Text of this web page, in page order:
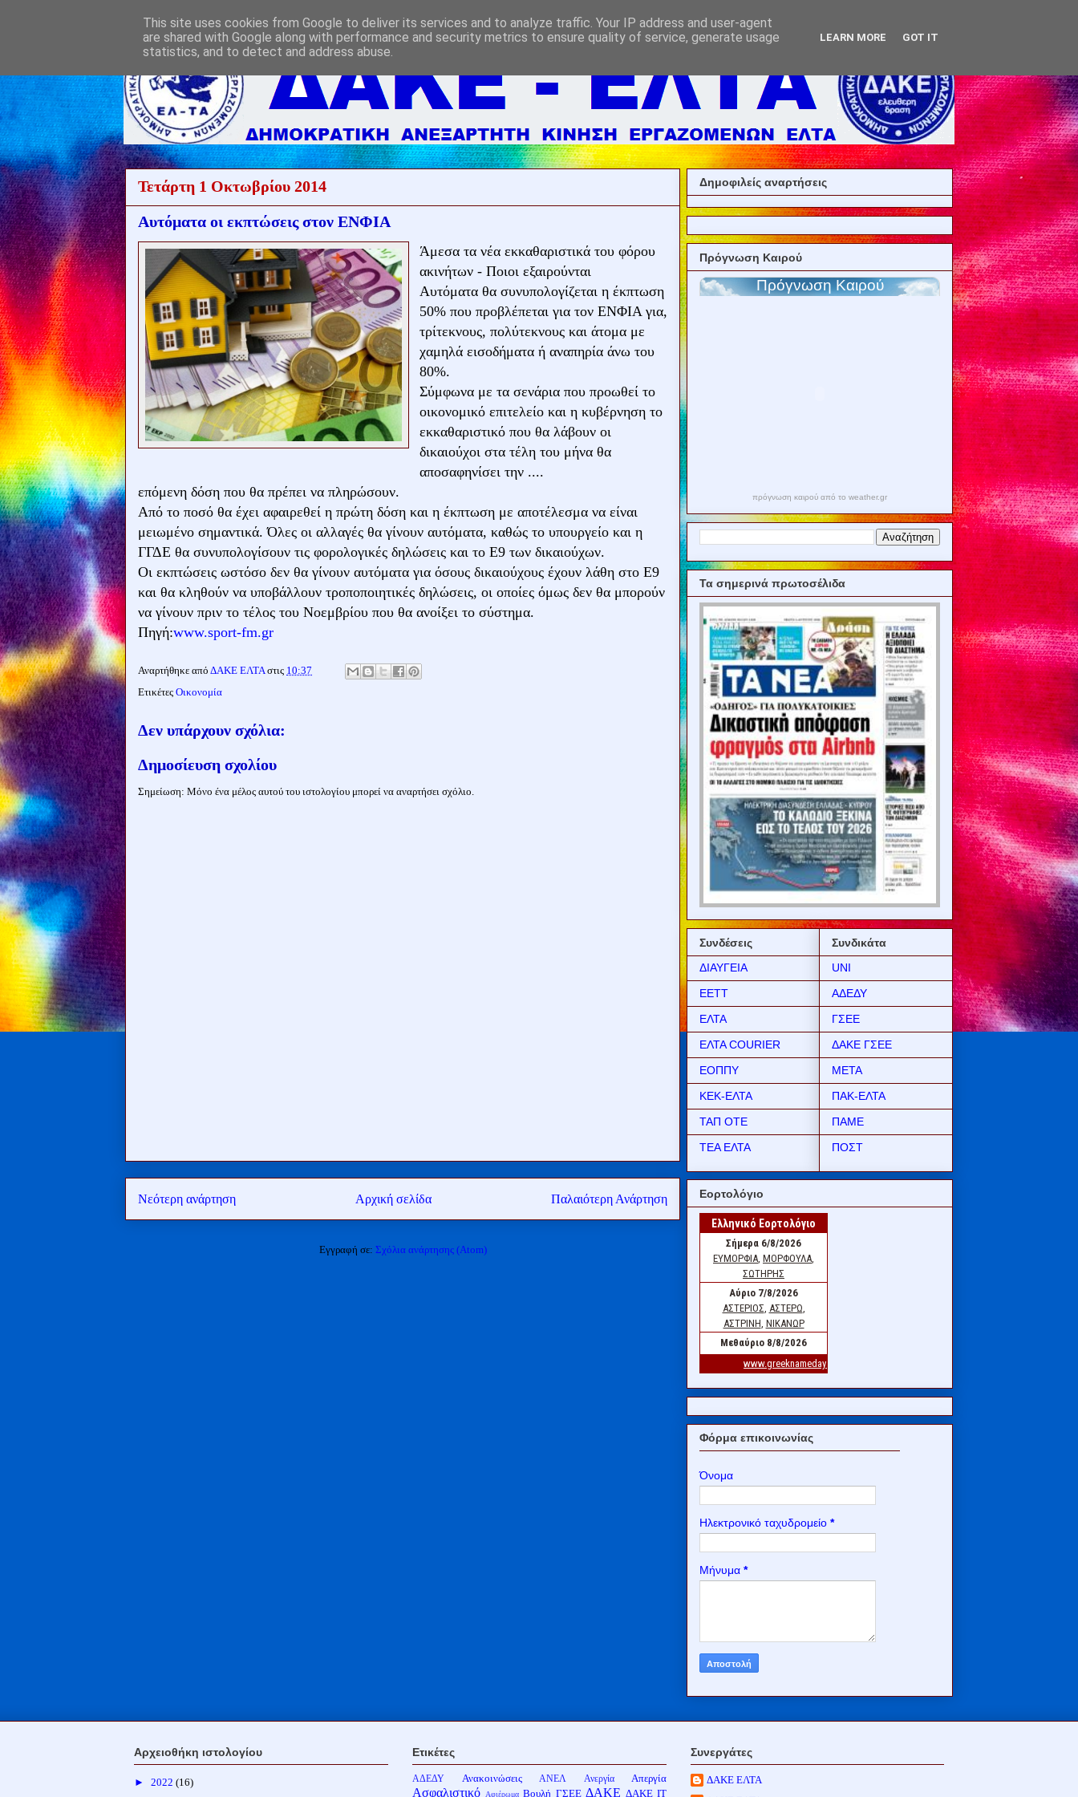
Τετάρτη 1 Οκτωβρίου 2014
Αυτόματα οι εκπτώσεις στον ΕΝΦΙΑ
Άμεσα τα νέα εκκαθαριστικά του φόρου
ακινήτων - Ποιοι εξαιρούνται
Αυτόματα θα συνυπολογίζεται η έκπτωση
50% που προβλέπεται για τον ΕΝΦΙΑ για,
τρίτεκνους, πολύτεκνους και άτομα με
χαμηλά εισοδήματα ή αναπηρία άνω του
80%.
Σύμφωνα με τα σενάρια που προωθεί το
οικονομικό επιτελείο και η κυβέρνηση το
εκκαθαριστικό που θα λάβουν οι
δικαιούχοι στα τέλη του μήνα θα
αποσαφηνίσει την ....
επόμενη δόση που θα πρέπει να πληρώσουν.
Από το ποσό θα έχει αφαιρεθεί η πρώτη δόση και η έκπτωση με αποτέλεσμα να είναι
μειωμένο σημαντικά. Όλες οι αλλαγές θα γίνουν αυτόματα, καθώς το υπουργείο και η
ΓΓΔΕ θα συνυπολογίσουν τις φορολογικές δηλώσεις και το Ε9 των δικαιούχων.
Οι εκπτώσεις ωστόσο δεν θα γίνουν αυτόματα για όσους δικαιούχους έχουν λάθη στο Ε9
και θα κληθούν να υποβάλλουν τροποποιητικές δηλώσεις, οι οποίες όμως δεν θα μπορούν
να γίνουν πριν το τέλος του Νοεμβρίου που θα ανοίξει το σύστημα.
Πηγή:www.sport-fm.gr
Αναρτήθηκε από ΔΑΚΕ ΕΛΤΑ στις 10:37
Ετικέτες Οικονομία
Δεν υπάρχουν σχόλια:
Δημοσίευση σχολίου
Σημείωση: Μόνο ένα μέλος αυτού του ιστολογίου μπορεί να αναρτήσει σχόλιο.
Νεότερη ανάρτηση Παλαιότερη Ανάρτηση
Αρχική σελίδα
Εγγραφή σε: Σχόλια ανάρτησης (Atom)
Δημοφιλείς αναρτήσεις
Πρόγνωση Καιρού
πρόγνωση καιρού από το weather.gr
Τα σημερινά πρωτοσέλιδα
Συνδέσεις
ΔΙΑΥΓΕΙΑ
ΕΕΤΤ
ΕΛΤΑ
ΕΛΤΑ COURIER
ΕΟΠΠΥ
ΚΕΚ-ΕΛΤΑ
ΤΑΠ ΟΤΕ
ΤΕΑ ΕΛΤΑ
Συνδικάτα
UNI
ΑΔΕΔΥ
ΓΣΕΕ
ΔΑΚΕ ΓΣΕΕ
ΜΕΤΑ
ΠΑΚ-ΕΛΤΑ
ΠΑΜΕ
ΠΟΣΤ
Εορτολόγιο
Φόρμα επικοινωνίας
Όνομα
Ηλεκτρονικό ταχυδρομείο *
Μήνυμα *
Αρχειοθήκη ιστολογίου
► 2022 (16)
Ετικέτες
ΑΔΕΔΥ Ανακοινώσεις ΑΝΕΛ Ανεργία Απεργία
Ασφαλιστικό Αφιέρωμα Βουλή ΓΣΕΕ ΔΑΚΕ ΔΑΚΕ ΙΤ
Συνεργάτες
ΔΑΚΕ ΕΛΤΑ
This site uses cookies from Google to deliver its services and to analyze traffic. Your IP address and user-agent
are shared with Google along with performance and security metrics to ensure quality of service, generate usage
statistics, and to detect and address abuse.
LEARN MORE GOT IT